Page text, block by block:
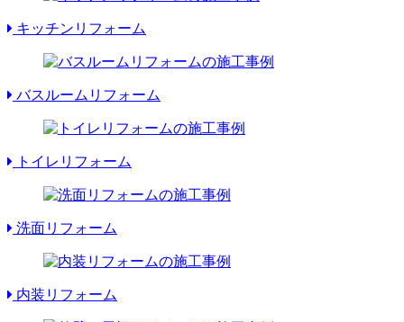
キッチンリフォーム
バスルームリフォーム
トイレリフォーム
洗面リフォーム
内装リフォーム